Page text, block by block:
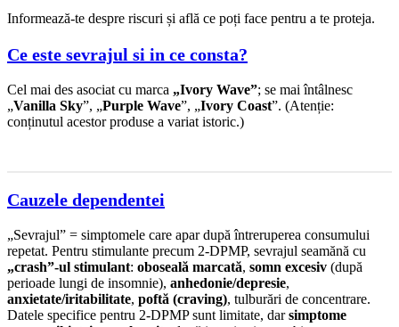
Informează-te despre riscuri și află ce poți face pentru a te proteja.
Ce este sevrajul si in ce consta?
Cel mai des asociat cu marca „Ivory Wave”; se mai întâlnesc
„Vanilla Sky”, „Purple Wave”, „Ivory Coast”. (Atenție:
conținutul acestor produse a variat istoric.)
Cauzele dependentei
„Sevrajul” = simptomele care apar după întreruperea consumului
repetat. Pentru stimulante precum 2-DPMP, sevrajul seamănă cu
„crash”-ul stimulant: oboseală marcată, somn excesiv (după
perioade lungi de insomnie), anhedonie/depresie,
anxietate/iritabilitate, poftă (craving), tulburări de concentrare.
Datele specifice pentru 2-DPMP sunt limitate, darsimptome